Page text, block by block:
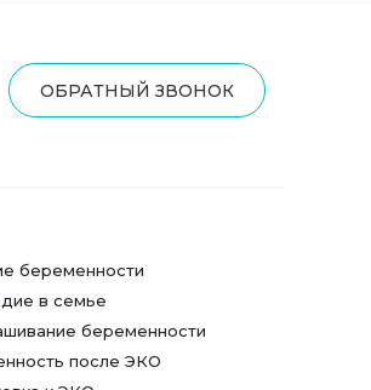
ОБРАТНЫЙ ЗВОНОК
беременности
в семье
беременности
после ЭКО